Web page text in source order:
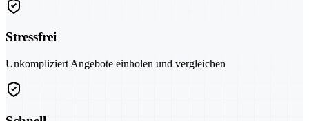
Stressfrei
Unkompliziert Angebote einholen und vergleichen